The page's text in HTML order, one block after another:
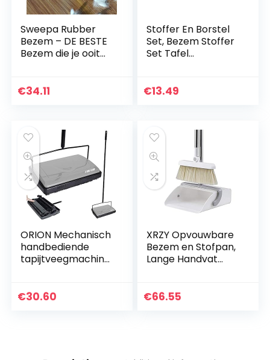
Sweepa Rubber
Bezem – DE BESTE
Bezem die je ooit
Sweepa rubberen
€34.11
Stoffer En Borstel
Set, Bezem Stoffer
Set Tafel
Voor Kantoor Voor
€13.49
ORION Mechanisch
handbediende
tapijtveegmachine
Floor
€30.60
XRZY Opvouwbare
Bezem en Stofpan,
Lange Handvat
Buigbare Bezem
€66.55